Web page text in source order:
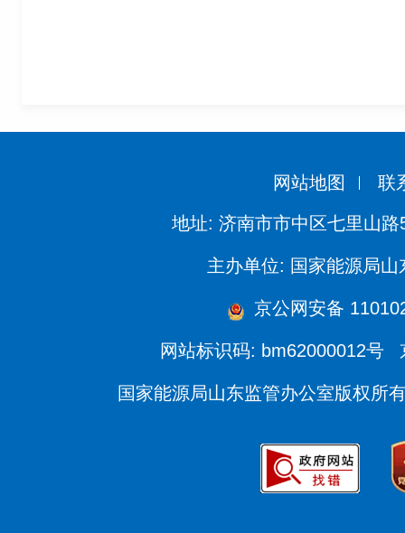
网站地图 联
地址: 济南市市中区七里山路
主办单位: 国家能源局山
京公网安备
网站标识码: bm62000012号
国家能源局山东监管办公室版权所